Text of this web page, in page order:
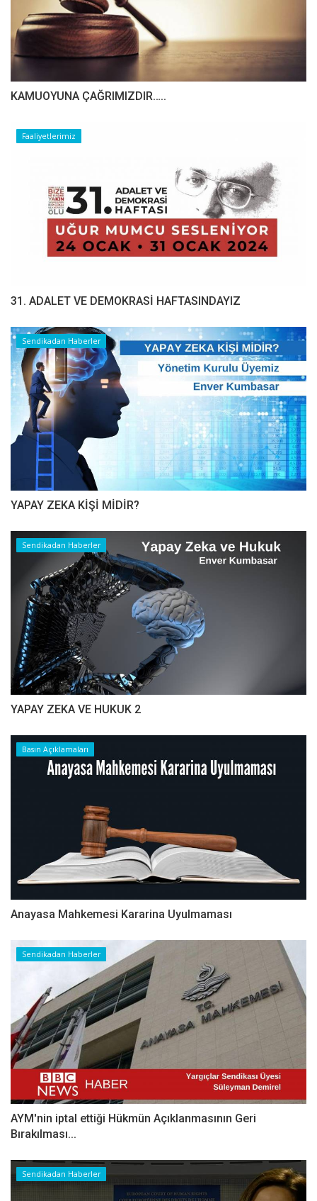
​​​​​​​KAMUOYUNA ÇAĞRIMIZDIR…..
Faaliyetlerimiz
31. ADALET VE DEMOKRASİ HAFTASINDAYIZ
Sendikadan Haberler
YAPAY ZEKA KİŞİ MİDİR?
Sendikadan Haberler
YAPAY ZEKA VE HUKUK 2
Basın Açıklamaları
Anayasa Mahkemesi Kararina Uyulmaması
Sendikadan Haberler
AYM'nin iptal ettiği Hükmün Açıklanmasının Geri
Bırakılması...
Sendikadan Haberler